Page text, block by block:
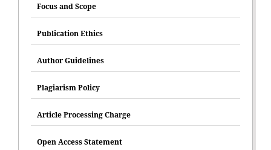
Focus and Scope
Publication Ethics
Author Guidelines
Plagiarism Policy
Article Processing Charge
Open Access Statement